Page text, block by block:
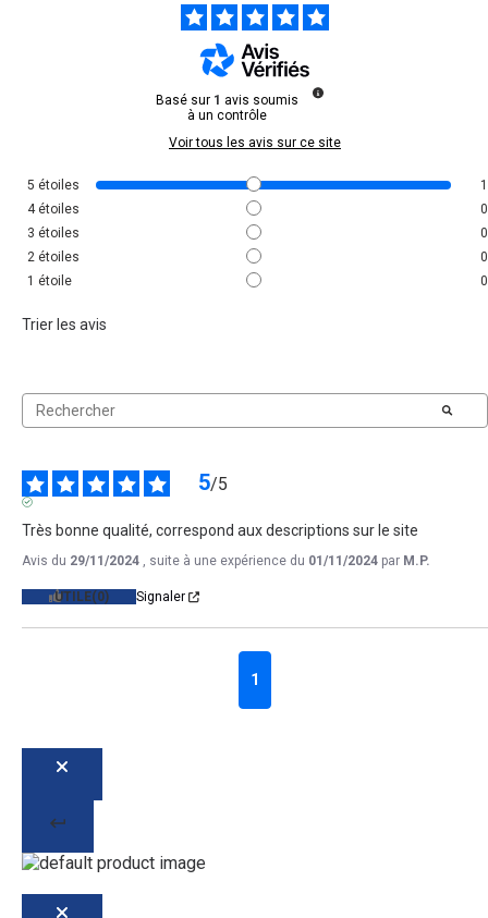
Basé sur 1 avis soumis
à un contrôle
Voir tous les avis sur ce site
5 étoiles
1
4 étoiles
0
3 étoiles
0
2 étoiles
0
1 étoile 0
Trier les avis
5/5
Très bonne qualité, correspond aux descriptions sur le site
Avis du 29/11/2024 , suite à une expérience du 01/11/2024 par M.P.
UTILE(0) Signaler
1